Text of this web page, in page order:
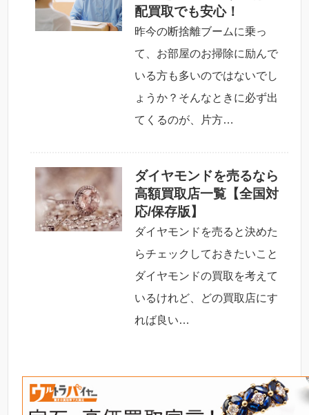
配買取でも安心！
昨今の断捨離ブームに乗っ
て、お部屋のお掃除に励んで
いる方も多いのではないでし
ょうか？そんなときに必ず出
てくるのが、片方…
ダイヤモンドを売るなら
高額買取店一覧【全国対
応/保存版】
ダイヤモンドを売ると決めた
らチェックしておきたいこと
ダイヤモンドの買取を考えて
いるけれど、どの買取店にす
れば良い…